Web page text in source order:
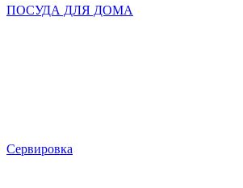
ПОСУДА ДЛЯ ДОМА
Сервировка